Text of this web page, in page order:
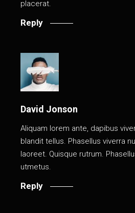
placerat.
Reply
David Jonson
Aliquam lorem ante, dapibus
blandit tellus. Phasellus viverra
laoreet. Quisque rutrum.
utmetus.
Reply